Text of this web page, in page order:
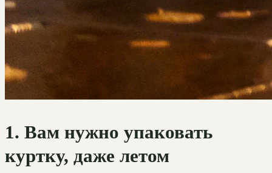
1. Вам нужно упаковать
куртку, даже летом